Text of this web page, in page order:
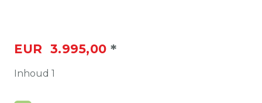
EUR 3.995,00 *
Inhoud 1